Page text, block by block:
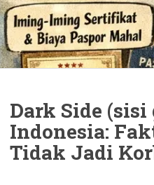
Dark Side
Indonesia:
Tidak Jadi